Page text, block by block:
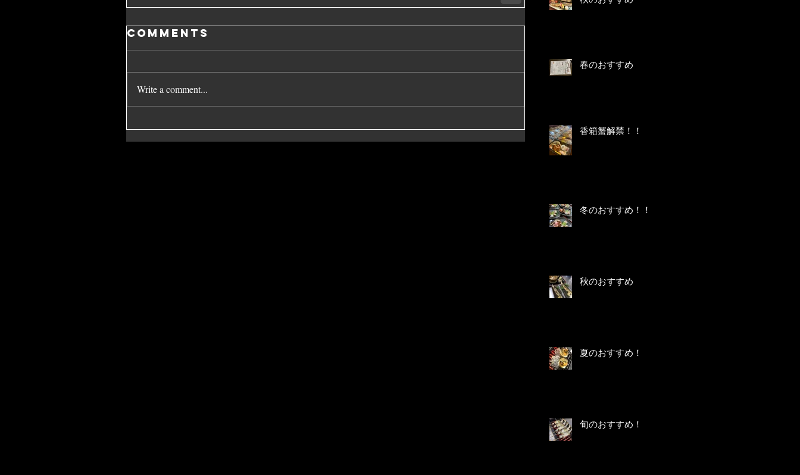
Comments
Write a comment...
春のおすすめ
香箱蟹解禁！！
冬のおすすめ！！
秋のおすすめ
夏のおすすめ！
旬のおすすめ！